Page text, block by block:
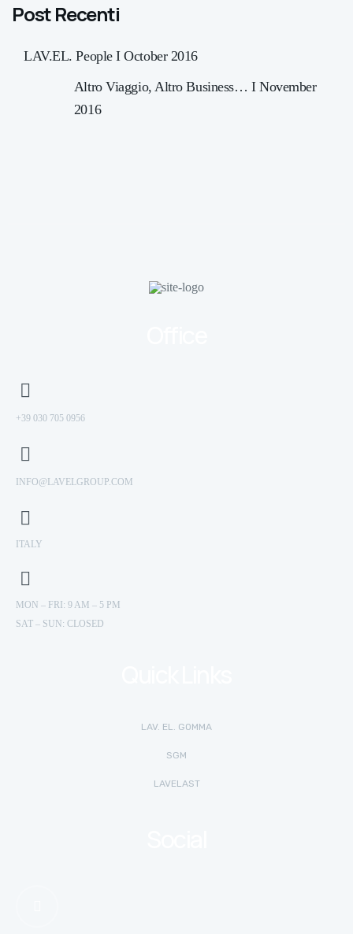
Post Recenti
LAV.EL. People I October 2016
Altro Viaggio, Altro Business… I November
2016
+39 030 705 0956
INFO@LAVELGROUP.COM
ITALY
MON – FRI: 9 AM – 5 PM
SAT – SUN: CLOSED
LAV. EL. GOMMA
SGM
LAVELAST